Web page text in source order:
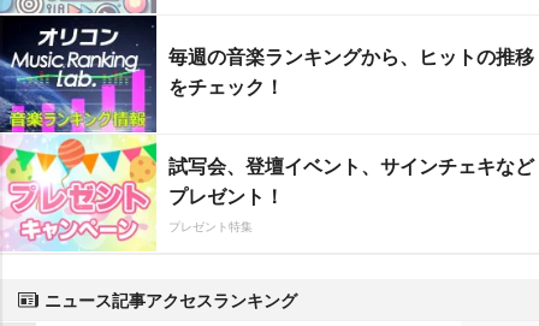
毎週の音楽ランキングから、ヒットの推移
をチェック！
試写会、登壇イベント、サインチェキなど
プレゼント！
プレゼント特集
ニュース記事アクセスランキング